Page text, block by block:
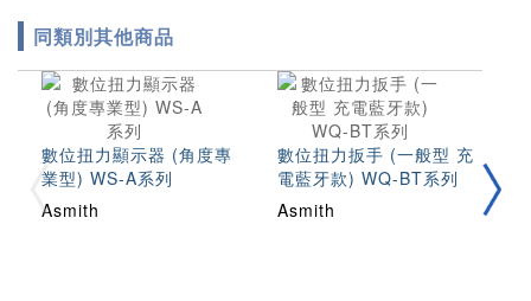
同類別其他商品
數位扭力顯示器 (角度專
業型) WS-A系列
Asmith
數位扭力扳手 (一般型 充
電藍牙款) WQ-BT系列
Asmith